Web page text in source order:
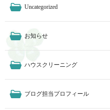
Uncategorized
お知らせ
ハウスクリーニング
ブログ担当プロフィール